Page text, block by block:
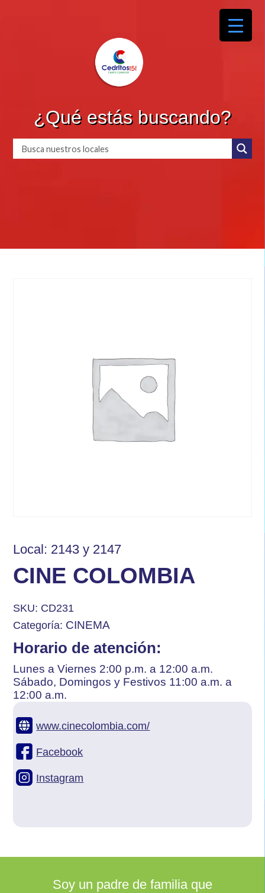
¿Qué estás buscando?
Local: 2143 y 2147
CINE COLOMBIA
SKU: CD231
Categoría: CINEMA
Horario de atención:
Lunes a Viernes 2:00 p.m. a 12:00 a.m.
Sábado, Domingos y Festivos 11:00 a.m. a
12:00 a.m.
www.cinecolombia.com/
Facebook
Instagram
Soy un padre de familia que